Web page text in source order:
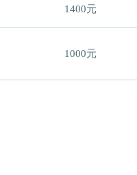
1400元
1000元